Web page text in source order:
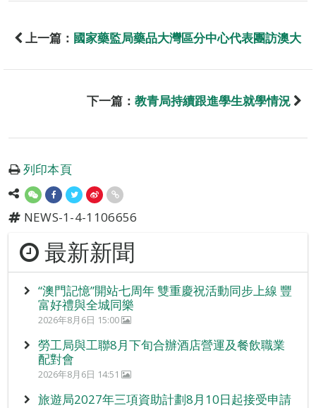
上一篇： 國家藥監局藥品大灣區分中心代表團訪澳大
下一篇： 教青局持續跟進學生就學情況
列印本頁
NEWS-1-4-1106656
最新新聞
“澳門記憶”開站七周年 雙重慶祝活動同步上線 豐
富好禮與全城同樂
2026年8月6日 15:00
勞工局與工聯8月下旬合辦酒店營運及餐飲職業
配對會
2026年8月6日 14:51
旅遊局2027年三項資助計劃8月10日起接受申請